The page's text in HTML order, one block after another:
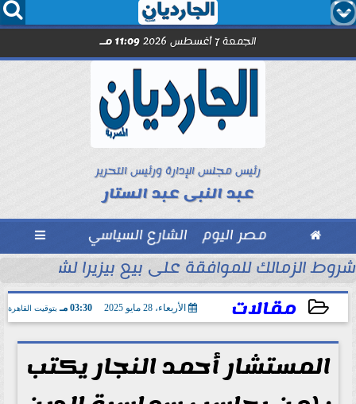
  
الجمعة 7 أغسطس 2026 11:09 مـ
رئيس مجلس الإدارة ورئيس التحرير
عبد النبى عبد الستار
 مصر اليوم الشارع السياسي 
كنا نتمنى انضمامه...
شروط الزمالك للموافقة على بيع بيزيرا لشباب
مقالات الأربعاء، 28 مايو 2025 03:30 مـ بتوقيت القاهرة
2025-05-28 15:30:57
المستشار أحمد النجار يكتب